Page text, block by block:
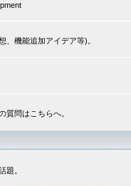
、機能追加アイデア等)。
質問はこちらへ。
題。